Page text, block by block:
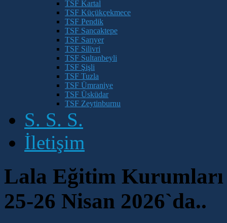
TSF Kartal
TSF Küçükçekmece
TSF Pendik
TSF Sancaktepe
TSF Sarıyer
TSF Silivri
TSF Sultanbeyli
TSF Şişli
TSF Tuzla
TSF Ümraniye
TSF Üsküdar
TSF Zeytinburnu
S. S. S.
İletişim
Lala Eğitim Kurumları
25-26 Nisan 2026`da..